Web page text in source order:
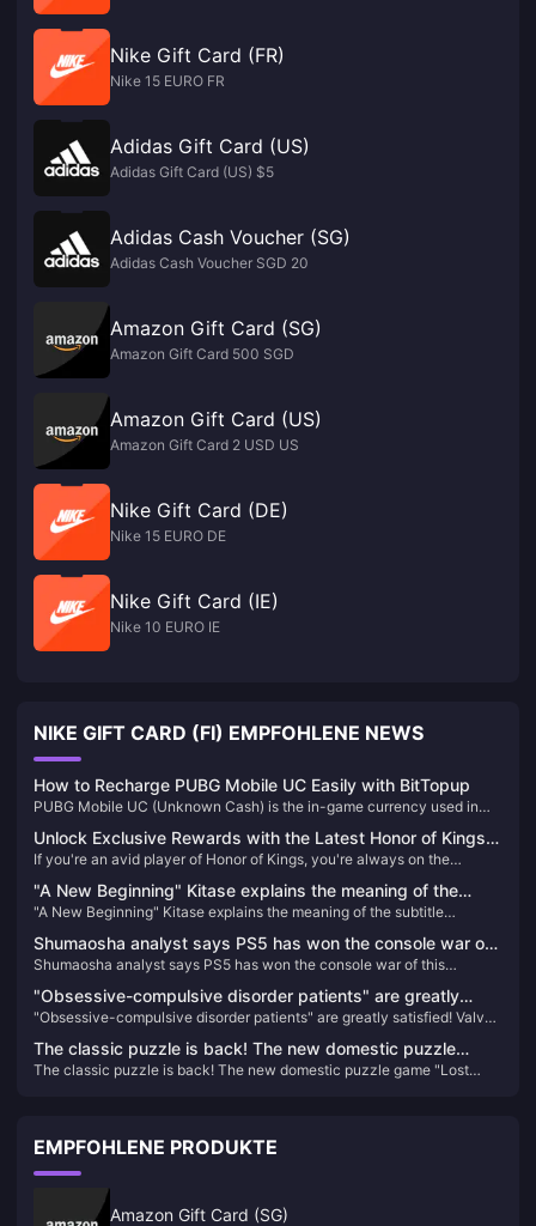
Nike Gift Card (FR)
Nike 15 EURO FR
Adidas Gift Card (US)
Adidas Gift Card (US) $5
Adidas Cash Voucher (SG)
Adidas Cash Voucher SGD 20
Amazon Gift Card (SG)
Amazon Gift Card 500 SGD
Amazon Gift Card (US)
Amazon Gift Card 2 USD US
Nike Gift Card (DE)
Nike 15 EURO DE
Nike Gift Card (IE)
Nike 10 EURO IE
NIKE GIFT CARD (FI) EMPFOHLENE NEWS
How to Recharge PUBG Mobile UC Easily with BitTopup
PUBG Mobile UC (Unknown Cash) is the in-game currency used in
Players use UC to purchase a variety of in-game items, including
skins, costumes, weapon skins, and the coveted Royal Pass, which
provides access to exclusive rewards and missions. With UC, you can
enhance your gameplay experience by customizing your characters
and gear to stand out in the battlegrounds.
Unlock Exclusive Rewards with the Latest Honor of Kings
Free CDK Codes
If you're an avid player of Honor of Kings, you're always on the
further! We've compiled the latest and greatest free CDK codes for
Honor of Kings that will help you unlock exclusive rewards and boost
your gaming experience. Don't miss out on these limited-time offers
and get ready to dominate the battlefield!
"A New Beginning" Kitase explains the meaning of the
subtitle "Rebirth" in Final Fantasy 7 Chapter 2
"A New Beginning" Kitase explains the meaning of the subtitle
Shumaosha analyst says PS5 has won the console war of
this generation
Shumaosha analyst says PS5 has won the console war of this
"Obsessive-compulsive disorder patients" are greatly
satisfied! Valve silently gives players 1 point to make them
whole
"Obsessive-compulsive disorder patients" are greatly satisfied! Valve
The classic puzzle is back! The new domestic puzzle
game "Lost Island 4 Cabin Experiment" is scheduled to be
The classic puzzle is back! The new domestic puzzle game "Lost
EMPFOHLENE PRODUKTE
Amazon Gift Card (SG)